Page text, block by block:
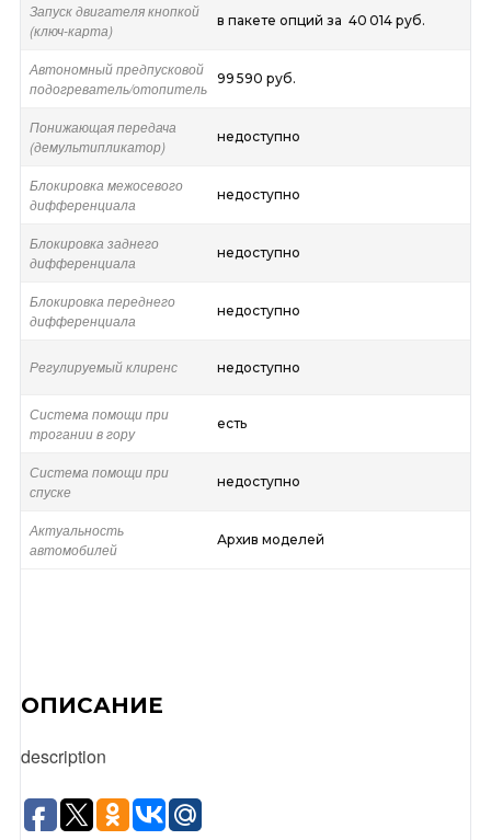
Запуск двигателя кнопкой
(ключ-карта)
в пакете опций за 40 014 руб.
Автономный предпусковой
подогреватель/отопитель
99 590 руб.
Понижающая передача
(демультипликатор)
недоступно
Блокировка межосевого
дифференциала
недоступно
Блокировка заднего
дифференциала
недоступно
Блокировка переднего
дифференциала
недоступно
Регулируемый клиренс недоступно
Система помощи при
трогании в гору
есть
Система помощи при
спуске
недоступно
Актуальность
автомобилей
Архив моделей
ОПИСАНИЕ
description